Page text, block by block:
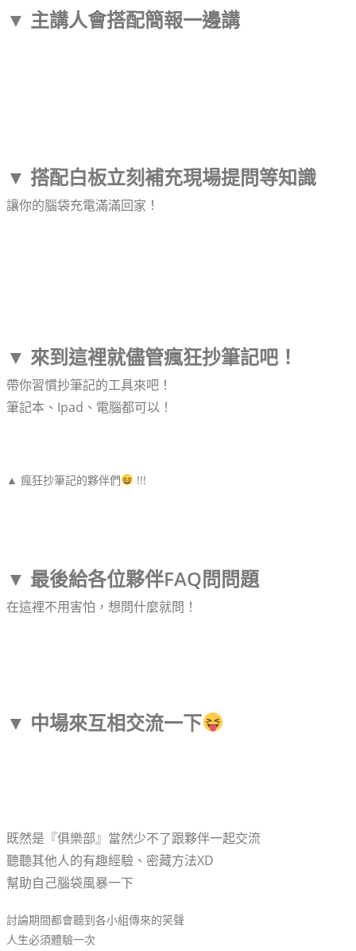
▼ 主講人會搭配簡報一邊講
▼ 搭配白板立刻補充現場提問等知識
讓你的腦袋充電滿滿回家！
▼ 來到這裡就儘管瘋狂抄筆記吧！
帶你習慣抄筆記的工具來吧！
筆記本、Ipad、電腦都可以！
▲ 瘋狂抄筆記的夥伴們 !!!
▼ 最後給各位夥伴FAQ問問題
在這裡不用害怕，想問什麼就問！
▼ 中場來互相交流一下
既然是『俱樂部』當然少不了跟夥伴一起交流
聽聽其他人的有趣經驗、密藏方法XD
幫助自己腦袋風暴一下
討論期間都會聽到各小組傳來的笑聲
人生必須體驗一次